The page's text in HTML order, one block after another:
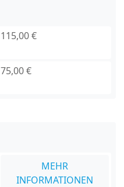
115,00 €
75,00 €
MEHR
INFORMATIONEN